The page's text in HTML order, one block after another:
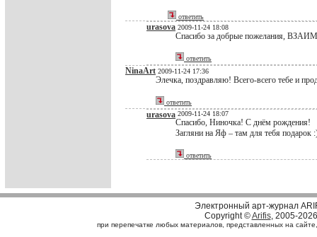
ответить
urasova 2009-11-24 18:08
Спасибо за добрые пожелания,
ответить
NinaArt 2009-11-24 17:36
Элечка, поздравляю! Всего-всего тебе и
ответить
urasova 2009-11-24 18:07
Cпасибо, Ниночка! С днём рождения!
Загляни на Яф – там для тебя подарок
ответить
Электронный арт-журнал
Copyright ©Arifis, 2005-2026
при перепечатке любых материалов, представленных на